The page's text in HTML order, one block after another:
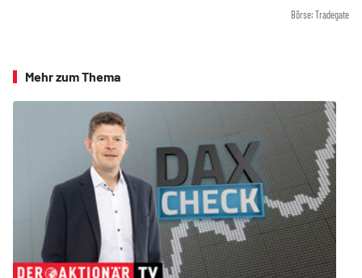
Börse: Tradegate
Mehr zum Thema